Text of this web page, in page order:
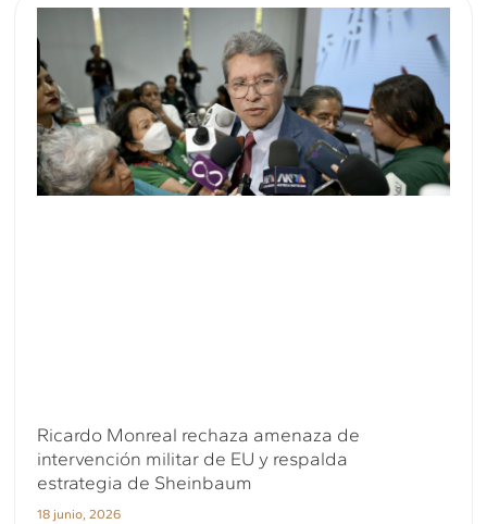
Ricardo Monreal rechaza amenaza de
intervención militar de EU y respalda
estrategia de Sheinbaum
18 junio, 2026